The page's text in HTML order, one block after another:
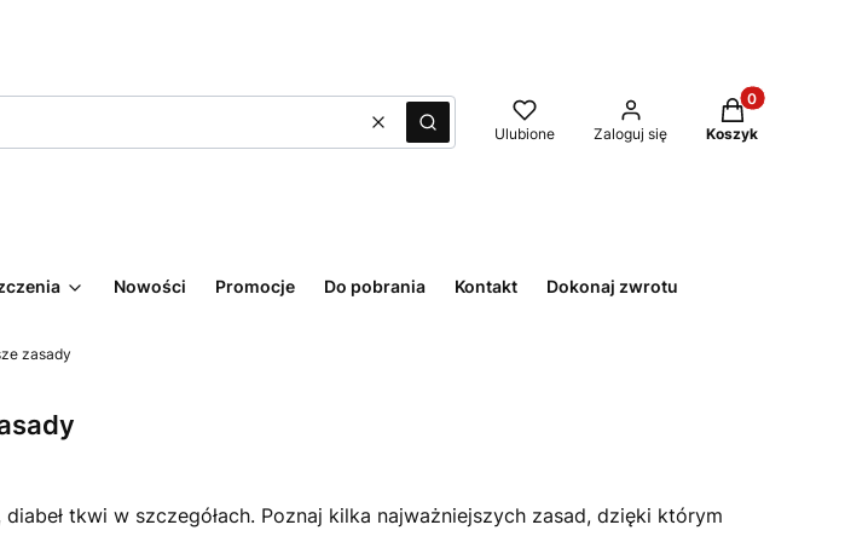
WyczyśćSzukaj Ulubione Zaloguj się
Produkty w
Koszyk
Nowości Promocje Do pobrania Kontakt Dokonaj zwrotu
zasady
tkwi w szczegółach. Poznaj kilka najważniejszych zasad, dzięki którym